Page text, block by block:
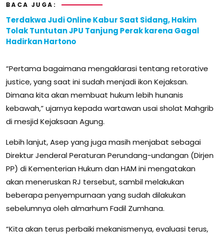
BACA JUGA:
Terdakwa Judi Online Kabur Saat Sidang, Hakim
Tolak Tuntutan JPU Tanjung Perak karena Gagal
Hadirkan Hartono
“Pertama bagaimana mengaklarasi tentang retorative
justice, yang saat ini sudah menjadi ikon Kejaksan.
Dimana kita akan membuat hukum lebih hunanis
kebawah,” ujarnya kepada wartawan usai sholat Mahgrib
di mesjid Kejaksaan Agung.
Lebih lanjut, Asep yang juga masih menjabat sebagai
Direktur Jenderal Peraturan Perundang-undangan (Dirjen
PP) di Kementerian Hukum dan HAM ini mengatakan
akan meneruskan RJ tersebut, sambil melakukan
beberapa penyempurnaan yang sudah dilakukan
sebelumnya oleh almarhum Fadil Zumhana.
“Kita akan terus perbaiki mekanismenya, evaluasi terus,